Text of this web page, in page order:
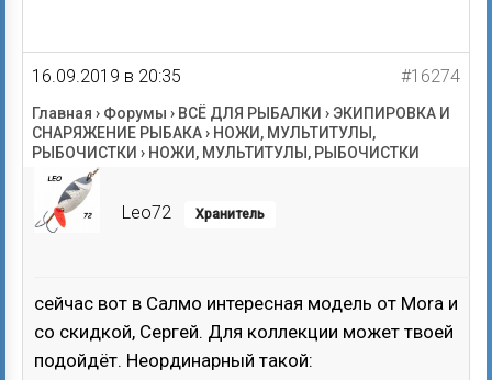
16.09.2019 в 20:35 #16274
Главная › Форумы › ВСЁ ДЛЯ РЫБАЛКИ › ЭКИПИРОВКА И
СНАРЯЖЕНИЕ РЫБАКА› НОЖИ, МУЛЬТИТУЛЫ,
РЫБОЧИСТКИ › НОЖИ, МУЛЬТИТУЛЫ, РЫБОЧИСТКИ
Leo72 Хранитель
сейчас вот в Салмо интересная модель от Mora и
со скидкой, Сергей. Для коллекции может твоей
подойдёт. Неординарный такой: